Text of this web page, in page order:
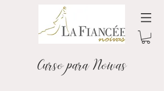
Curso para Noivas